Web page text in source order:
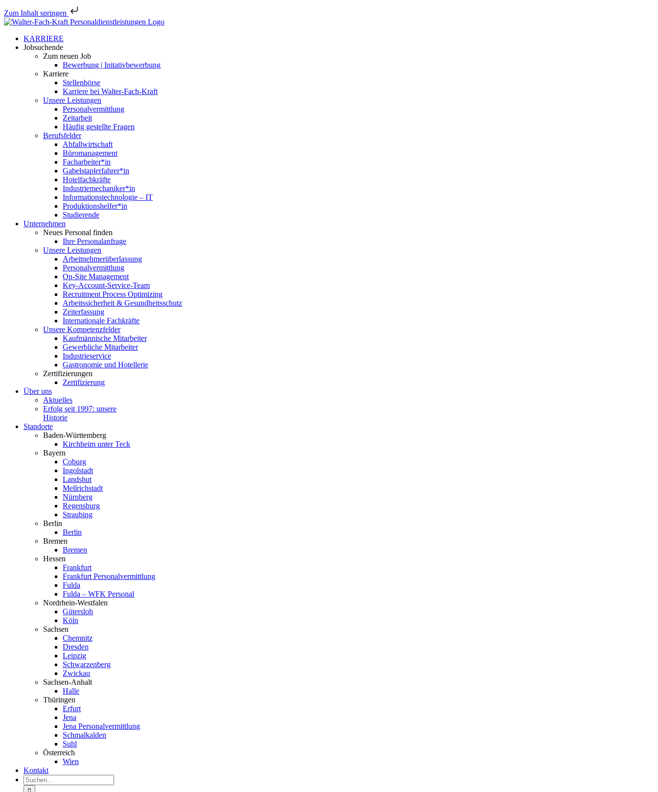
Zum Inhalt springen
Zum
springenKARRIERE
Jobsu­chende
Zum neuen Job
Bewerbung | Initativbewerbung
Karriere
Stellen­börse
Karriere bei Walter-Fach-Kraft
Unsere Leistungen
Perso­nal­ver­mittlung
Zeitarbeit
Häufig gestellte Fragen
Berufs­felder
Abfall­wirt­schaft
Büroma­nagement
Facharbeiter*in
Gabelstaplerfahrer*in
Hotel­fach­kräfte
Industriemechaniker*in
Infor­ma­ti­ons­tech­no­logie – IT
Produktionshelfer*in
Studie­rende
Unter­nehmen
Neues Personal finden
Ihre Perso­nal­an­frage
Unsere Leistungen
Arbeit­neh­mer­über­lassung
Perso­nal­ver­mittlung
On-Site Management
Key-Account-Service-Team
Recruitment Process Optimizing
Arbeits­si­cherheit & Gesundheitsschutz
Zeiter­fassung
Inter­na­tionale Fachkräfte
Unsere Kompe­tenz­felder
Kaufmän­nische Mitarbeiter
Gewerb­liche Mitarbeiter
Indus­trie­service
Gastro­nomie und Hotellerie
Zerti­fi­zie­rungen
Zerti­fi­zierung
Über uns
Aktuelles
Erfolg seit 1997: unsere
Historie
Standorte
Baden-Württemberg
Kirchheim unter Teck
Bayern
Coburg
Ingol­stadt
Landshut
Mellrich­stadt
Nürnberg
Regensburg
Straubing
Berlin
Berlin
Bremen
Bremen
Hessen
Frankfurt
Frankfurt Perso­nal­ver­mittlung
Fulda
Fulda – WFK Personal
Nordrhein-Westfalen
Gütersloh
Köln
Sachsen
Chemnitz
Dresden
Leipzig
Schwar­zenberg
Zwickau
Sachsen-Anhalt
Halle
Thüringen
Erfurt
Jena
Jena Perso­nal­ver­mittlung
Schmal­kalden
Suhl
Öster­reich
Wien
Kontakt
Suche
nach: